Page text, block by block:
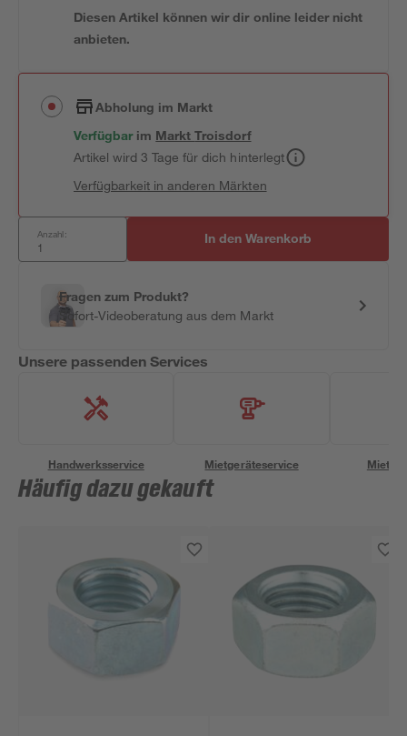
Diesen Artikel können wir dir online leider nicht
anbieten.
Abholung im Markt
Verfügbar im MarktTroisdorf
Artikel wird 3 Tage für dich hinterlegt
Verfügbarkeit in anderen Märkten
Anzahl: In den Warenkorb
Fragen zum Produkt?
Sofort-Videoberatung aus dem Markt
Unsere passenden Services
Handwerksservice Mietgeräteservice
Häufig dazu gekauft